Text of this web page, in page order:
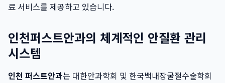
료 서비스를 제공하고 있습니다.
인천퍼스트안과의 체계적인 안질환 관리
시스템
인천 퍼스트안과는 대한안과학회 및 한국백내장굴절수술학회